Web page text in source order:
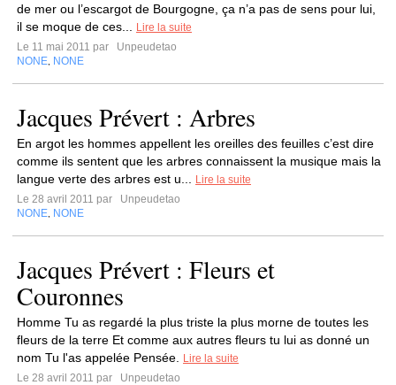
de mer ou l’escargot de Bourgogne, ça n’a pas de sens pour lui,
il se moque de ces...
Lire la suite
Le 11 mai 2011 par
Unpeudetao
NONE NONE
Jacques Prévert : Arbres
En argot les hommes appellent les oreilles des feuilles c’est dire
comme ils sentent que les arbres connaissent la musique mais la
langue verte des arbres est u...
Lire la suite
Le 28 avril 2011 par
Unpeudetao
NONE NONE
Jacques Prévert : Fleurs et
Couronnes
Homme Tu as regardé la plus triste la plus morne de toutes les
fleurs de la terre Et comme aux autres fleurs tu lui as donné un
nom Tu l'as appelée Pensée.
Lire la suite
Le 28 avril 2011 par
Unpeudetao